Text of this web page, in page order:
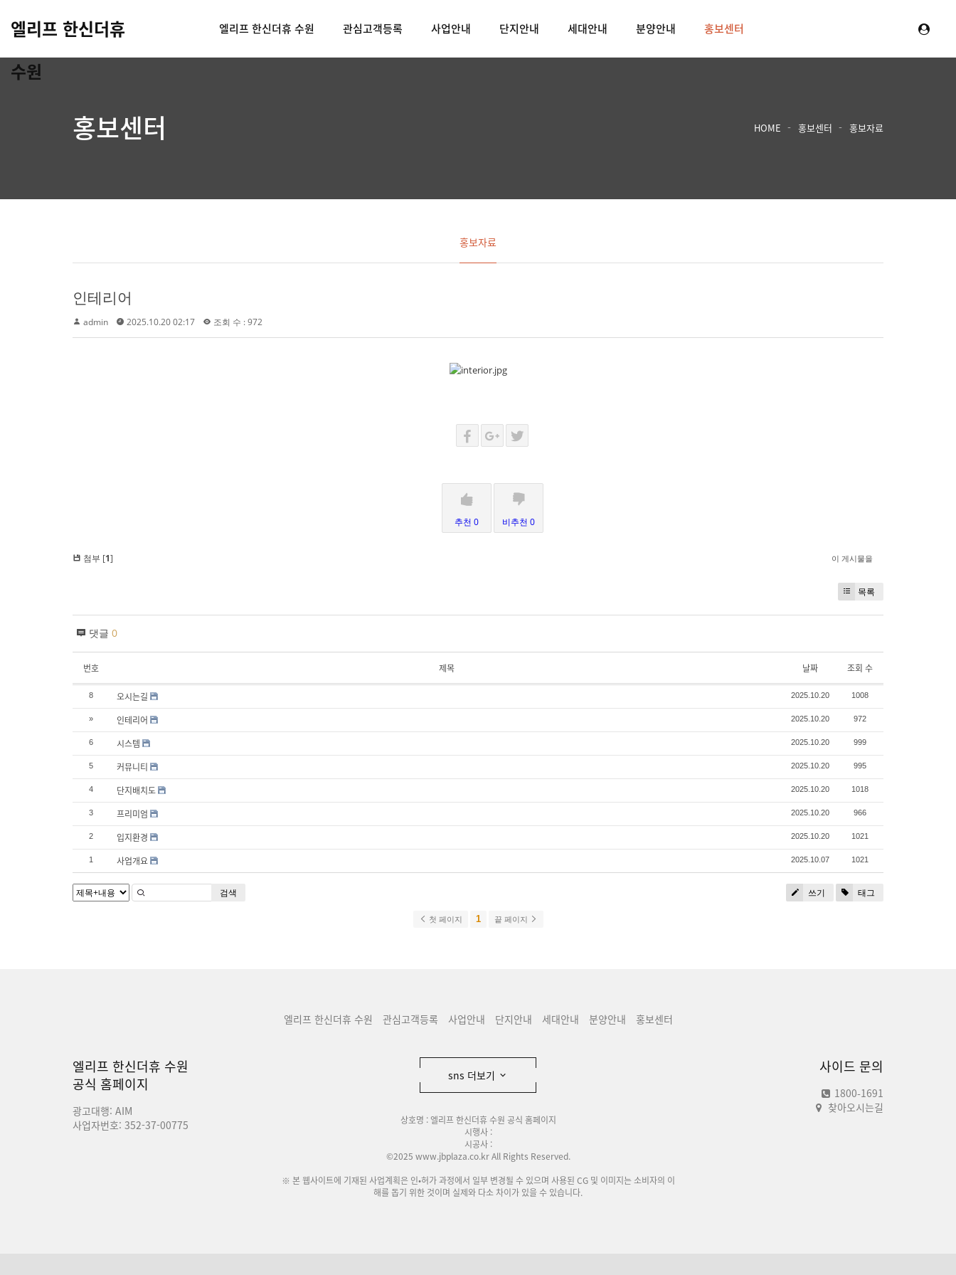
엘리프 한신더휴
수원
엘리프 한신더휴 수원 관심고객등록 사업안내 단지안내 세대안내 분양안내 홍보센터
홍보센터 HOME 홍보센터 홍보자료
홍보자료
인테리어
admin 2025.10.20 02:17 조회 수 : 972
추천 0 비추천 0
첨부 [1] 이 게시물을
목록
댓글 0
번호 제목 날짜 조회 수
8 오시는길 2025.10.20 1008
» 인테리어 2025.10.20 972
6 시스템 2025.10.20 999
5 커뮤니티 2025.10.20 995
4 단지배치도 2025.10.20 1018
3 프리미엄 2025.10.20 966
2 입지환경 2025.10.20 1021
1 사업개요 2025.10.07 1021
쓰기 태그
검색
첫 페이지 1 끝 페이지
엘리프 한신더휴 수원 관심고객등록 사업안내 단지안내 세대안내 분양안내 홍보센터
엘리프 한신더휴 수원
공식 홈페이지
광고대행: AIM
사업자번호: 352-37-00775
사이드 문의
1800-1691
찾아오시는길
sns 더보기
상호명 : 엘리프 한신더휴 수원 공식 홈페이지
시행사 :
시공사 :
©2025 www.jbplaza.co.kr All Rights Reserved.
※ 본 웹사이트에 기재된 사업계획은 인•허가 과정에서 일부 변경될 수 있으며 사용된 CG 및 이미지는 소비자의 이
해를 돕기 위한 것이며 실제와 다소 차이가 있을 수 있습니다.